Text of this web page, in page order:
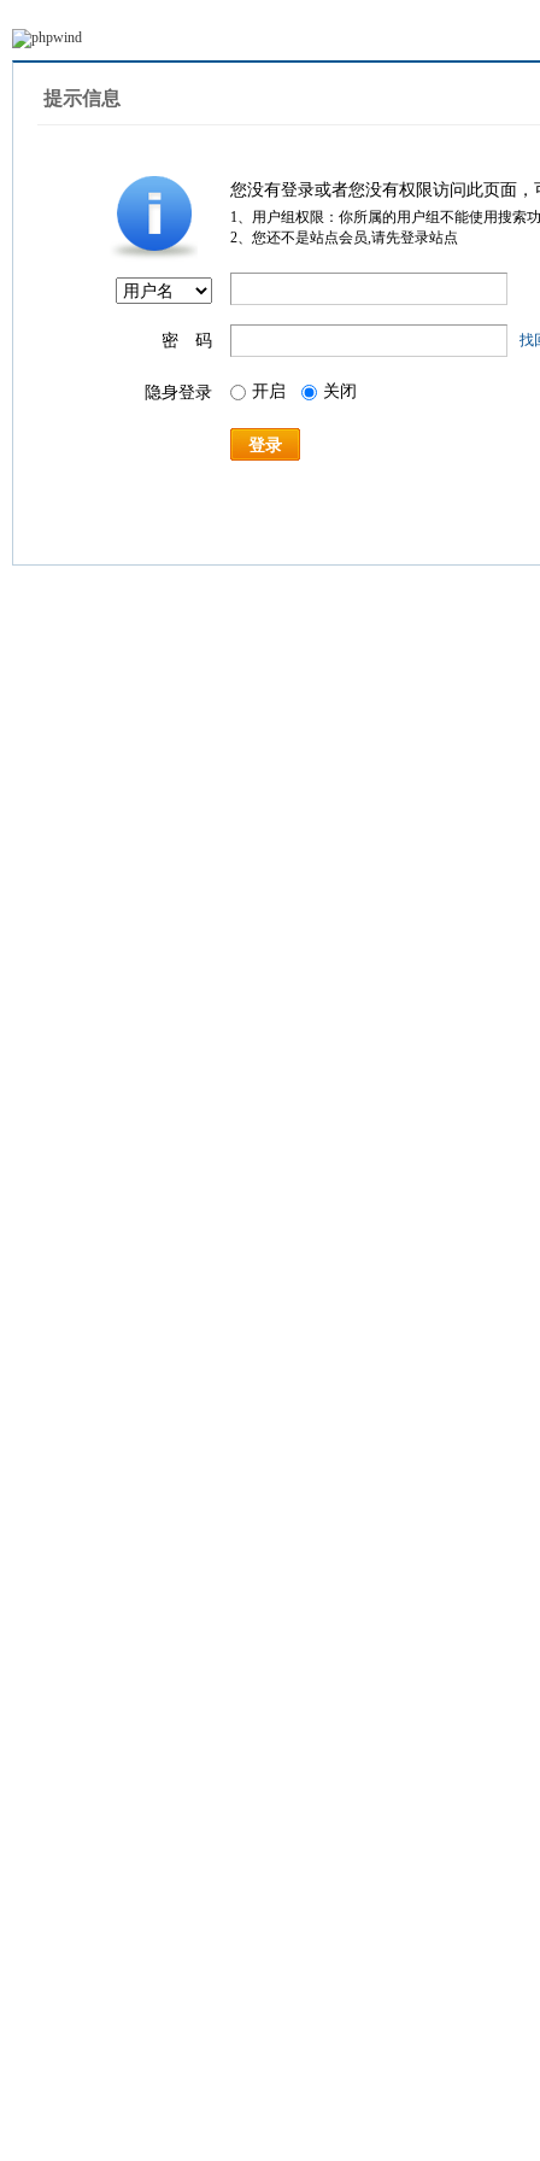
提示信息
您没有登录或者您没有权限访问此页面
1、用户组权限：你所属的用户组不能使用搜索
2、您还不是站点会员,请先登录站点
密 码 找
隐身登录 开启 关闭
登录